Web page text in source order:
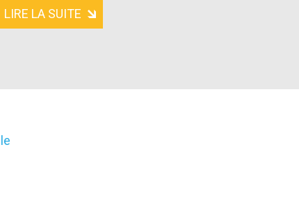
LIRE LA SUITE